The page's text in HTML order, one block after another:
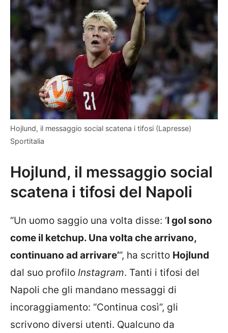
Hojlund, il messaggio social scatena i tifosi (Lapresse)
Sportitalia
Hojlund, il messaggio social
scatena i tifosi del Napoli
“Un uomo saggio una volta disse: ‘I gol sono
come il ketchup. Una volta che arrivano,
continuano ad arrivare’“, ha scritto Hojlund
dal suo profilo Instagram. Tanti i tifosi del
Napoli che gli mandano messaggi di
incoraggiamento: “Continua così”, gli
scrivono diversi utenti. Qualcuno da